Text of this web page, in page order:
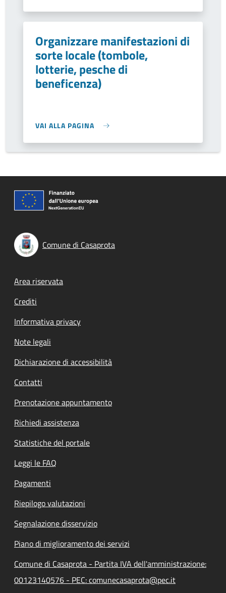
Organizzare manifestazioni di
sorte locale (tombole,
lotterie, pesche di
beneficenza)
VAI ALLA PAGINA
Comune di Casaprota
Footer menu
Area riservata
Crediti
Informativa privacy
Note legali
Dichiarazione di accessibilità
Contatti
Prenotazione appuntamento
Richiedi assistenza
Statistiche del portale
Leggi le FAQ
Pagamenti
Riepilogo valutazioni
Segnalazione disservizio
Piano di miglioramento dei servizi
Comune di Casaprota - Partita IVA dell'amministrazione:
00123140576 - PEC: comunecasaprota@pec.it